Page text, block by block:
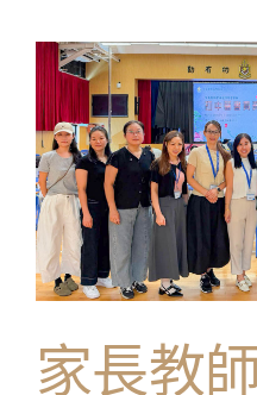
我們的聯繫
入學資訊
下載區
家長教